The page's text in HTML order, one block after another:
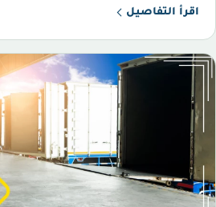
اقرأ التفاصيل